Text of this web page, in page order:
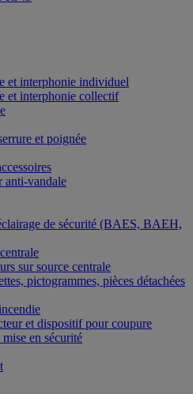
et interphonie individuel
et interphonie collectif
et poignée
anti-vandale
de sécurité (BAES, BAEH,
sur source centrale
pictogrammes, pièces détachées
et dispositif pour coupure
en sécurité